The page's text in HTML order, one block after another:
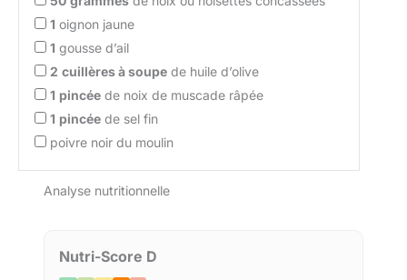
1 oignon jaune
1 gousse d’ail
2 cuillères à soupe de huile d’olive
1 pincée de noix de muscade râpée
1 pincée de sel fin
poivre noir du moulin
Analyse nutritionnelle
Nutri-Score D